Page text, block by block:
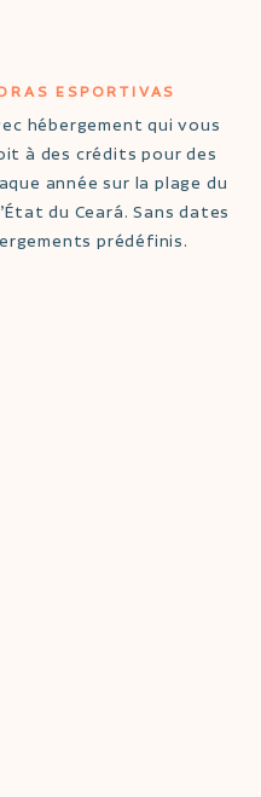
ESPORTIVAS
hébergement qui vous
à des crédits pour des
année sur la plage du
du Ceará. Sans dates
prédéfinis.